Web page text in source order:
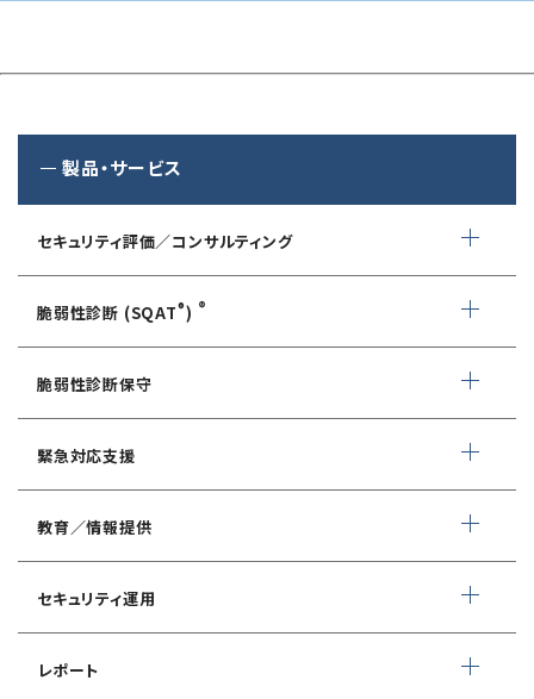
製品・サービス
セキュリティ評価／コンサルティング
情報セキュリティ・アドバイザリ
AIサービス提供者・利用者向け
サイバーセキュリティ対策支援
CSIRT構築／運用支援
インシデント初動対応準備支援
Shift Left コンサルティング
脆弱性診断 (SQAT®) ®
WEBアプリケーション脆弱性診断
ネットワーク脆弱性診断
IoTセキュリティ診断
クラウドセキュリティ設定診断
脆弱性診断保守
デイリー自動脆弱性診断
WEBサイトコンテンツ改ざん検知
緊急対応支援
デジタルフォレンジック
緊急対応サービス
教育／情報提供
セキュリスト（SecuriST）
EC-Council
（セキュリティエンジニア養成講座）
セキュリティ運用
マネージドセキュリティサービス (MSS)
レポート